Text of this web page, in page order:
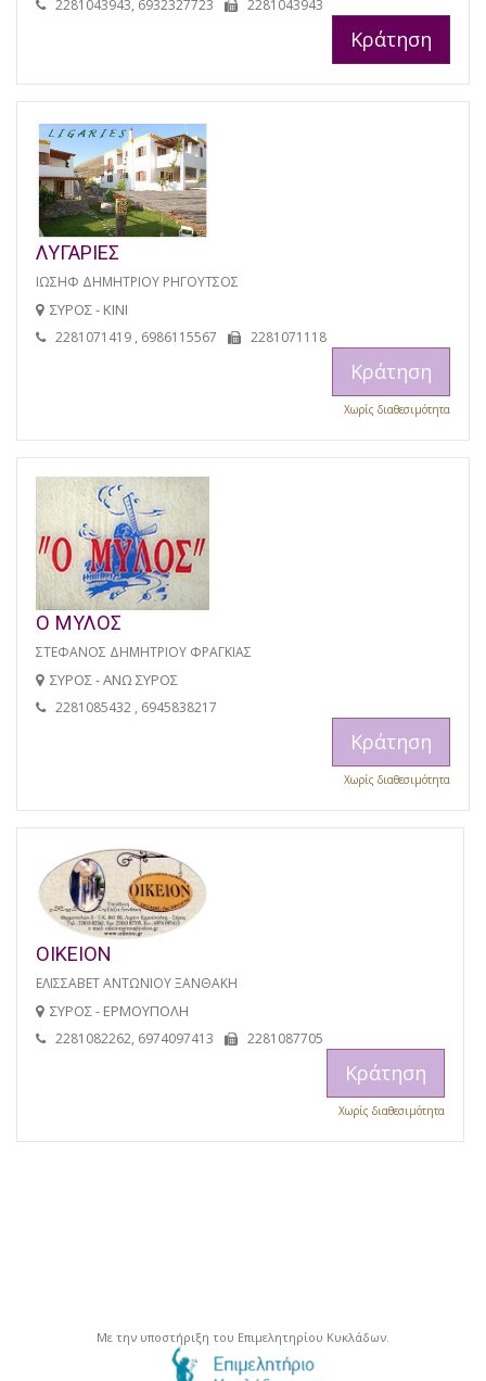
2281043943, 6932327723 2281043943
Κράτηση
ΛΥΓΑΡΙΕΣ
ΙΩΣΗΦ ΔΗΜΗΤΡΙΟΥ ΡΗΓΟΥΤΣΟΣ
ΣΥΡΟΣ - ΚΙΝΙ
2281071419 , 6986115567 2281071118
Κράτηση
Χωρίς διαθεσιμότητα
Ο ΜΥΛΟΣ
ΣΤΕΦΑΝΟΣ ΔΗΜΗΤΡΙΟΥ ΦΡΑΓΚΙΑΣ
ΣΥΡΟΣ - ΑΝΩ ΣΥΡΟΣ
2281085432 , 6945838217
Κράτηση
Χωρίς διαθεσιμότητα
ΟΙΚΕΙΟΝ
ΕΛΙΣΣΑΒΕΤ ΑΝΤΩΝΙΟΥ ΞΑΝΘΑΚΗ
ΣΥΡΟΣ - ΕΡΜΟΥΠΟΛΗ
2281082262, 6974097413 2281087705
Κράτηση
Χωρίς διαθεσιμότητα
Με την υποστήριξη του Επιμελητηρίου Κυκλάδων.